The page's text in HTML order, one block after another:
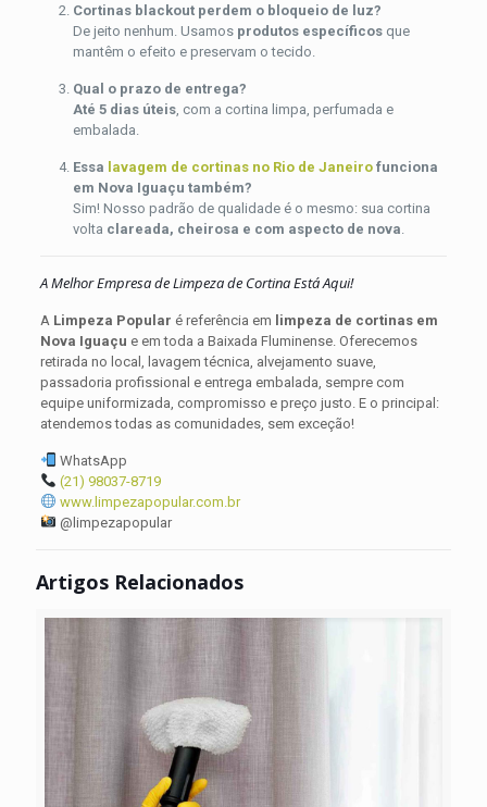
em
Nova
Iguaçu
com
retirada
avaliação
tecido,
lavagem
com
específicos,
alvejamento
suave
(quando
o
tecido
permitir),
passadoria
caprichada
e
até
Austin
Jardim
Luz
Agende
agora
WhatsApp
ligue
98037-
e
dê
adeus
ao
encardido!
Cortinas blackout perdem o bloqueio de luz?
De jeito nenhum. Usamos produtos específicosque
mantêm o efeito e preservam o tecido.
Qual o prazo de entrega?
Até 5 dias úteis, com a cortina limpa, perfumada e
embalada.
Essa lavagem de cortinas no Rio de Janeirofunciona
em Nova Iguaçu também?
Sim! Nosso padrão de qualidade é o mesmo: sua cortina
volta clareada, cheirosa e com aspecto de nova
A Melhor Empresa de Limpeza de Cortina Está Aqui!
A Limpeza Popular é referência em limpeza de cortinas em
Nova Iguaçu e em toda a Baixada Fluminense. Oferecemos
retirada no local, lavagem técnica, alvejamento suave,
passadoria profissional e entrega embalada, sempre com
equipe uniformizada, compromisso e preço justo. E o principal:
atendemos todas as comunidades, sem exceção!
WhatsApp
(21) 98037-8719
www.limpezapopular.com.br
@limpezapopular
Artigos Relacionados